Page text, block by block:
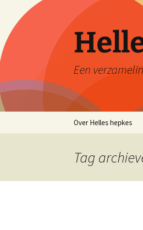
inhoud
Een
Over Helles hepkes
Tag